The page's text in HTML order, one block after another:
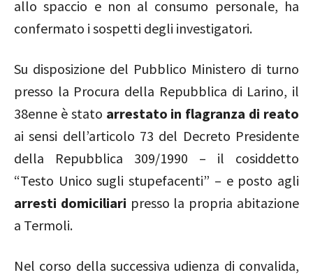
allo spaccio e non al consumo personale, ha
confermato i sospetti degli investigatori.
Su disposizione del Pubblico Ministero di turno
presso la Procura della Repubblica di Larino, il
38enne è stato arrestato in flagranza di reato
ai sensi dell’articolo 73 del Decreto Presidente
della Repubblica 309/1990 – il cosiddetto
“Testo Unico sugli stupefacenti” – e posto agli
arresti domiciliari presso la propria abitazione
a Termoli.
Nel corso della successiva udienza di convalida,